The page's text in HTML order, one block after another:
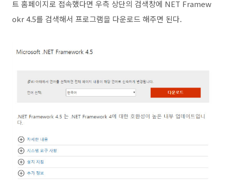
트 홈페이지로 접속했다면 우측 상단의 검색창에 NET Framew
okr 4.5를 검색해서 프로그램을 다운로드 해주면 된다.